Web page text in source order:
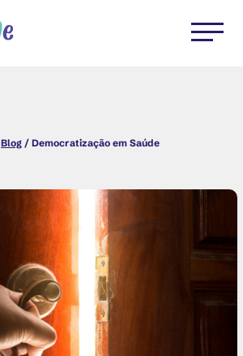
Blog / Democratização em Saúde